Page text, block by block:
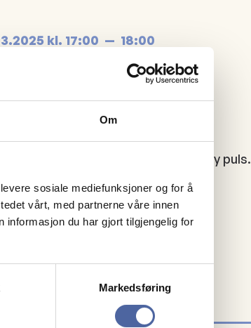
Om
sosiale mediefunksjoner og for å
vårt, med partnerne våre innen
informasjon du har gjort tilgjengelig for
Markedsføring
kl. 17:00 18:00
trening med høyt tempo og høy puls.